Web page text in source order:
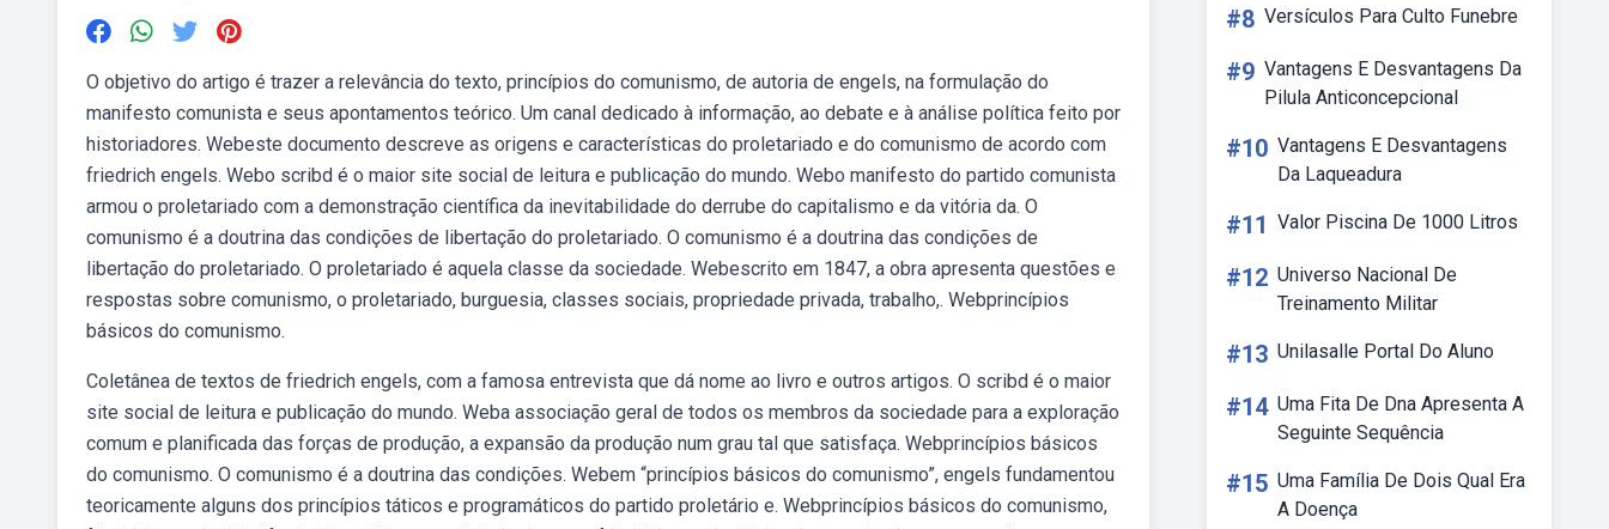
O objetivo do artigo é trazer a relevância do texto, princípios do comunismo, de autoria de engels, na formulação do
manifesto comunista e seus apontamentos teórico. Um canal dedicado à informação, ao debate e à análise política feito por
historiadores. Webeste documento descreve as origens e características do proletariado e do comunismo de acordo com
friedrich engels. Webo scribd é o maior site social de leitura e publicação do mundo. Webo manifesto do partido comunista
armou o proletariado com a demonstração científica da inevitabilidade do derrube do capitalismo e da vitória da. O
comunismo é a doutrina das condições de libertação do proletariado. O comunismo é a doutrina das condições de
libertação do proletariado. O proletariado é aquela classe da sociedade. Webescrito em 1847, a obra apresenta questões e
respostas sobre comunismo, o proletariado, burguesia, classes sociais, propriedade privada, trabalho,. Webprincípios
básicos do comunismo.
Coletânea de textos de friedrich engels, com a famosa entrevista que dá nome ao livro e outros artigos. O scribd é o maior
site social de leitura e publicação do mundo. Weba associação geral de todos os membros da sociedade para a exploração
comum e planificada das forças de produção, a expansão da produção num grau tal que satisfaça. Webprincípios básicos
do comunismo. O comunismo é a doutrina das condições. Webem “princípios básicos do comunismo”, engels fundamentou
teoricamente alguns dos princípios táticos e programáticos do partido proletário e. Webprincípios básicos do comunismo,
#8 Versículos Para Culto Funebre
#9 Vantagens E Desvantagens Da
Pilula Anticoncepcional
#10 Vantagens E Desvantagens
Da Laqueadura
#11 Valor Piscina De 1000 Litros
#12 Universo Nacional De
Treinamento Militar
#13 Unilasalle Portal Do Aluno
#14 Uma Fita De Dna Apresenta A
Seguinte Sequência
#15 Uma Família De Dois Qual Era
A Doença